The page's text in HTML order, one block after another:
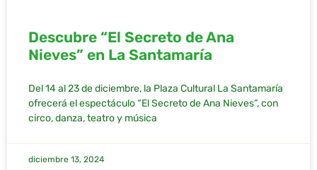
Descubre “El Secreto de Ana
Nieves” en La Santamaría
Del 14 al 23 de diciembre, la Plaza Cultural La Santamaría
ofrecerá el espectáculo “El Secreto de Ana Nieves”, con
circo, danza, teatro y música
diciembre 13, 2024